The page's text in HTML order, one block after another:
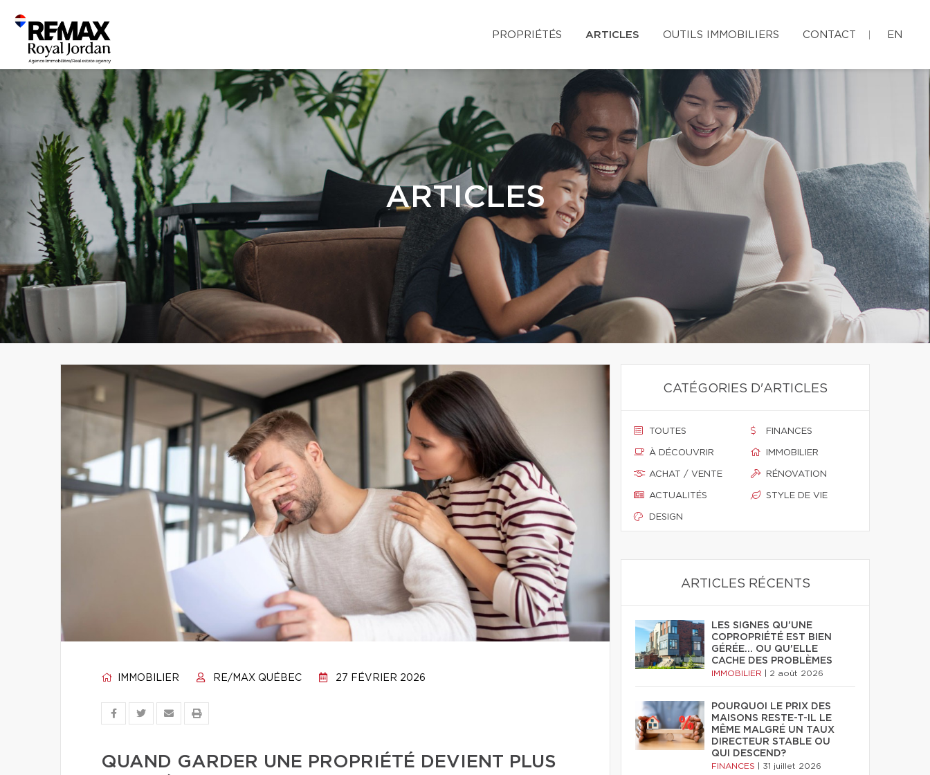
PROPRIÉTÉS ARTICLES OUTILS IMMOBILIERS CONTACT EN
ARTICLES
IMMOBILIER RE/MAX QUÉBEC 27 FÉVRIER 2026
QUAND GARDER UNE PROPRIÉTÉ DEVIENT PLUS
CATÉGORIES D'ARTICLES
TOUTES
À DÉCOUVRIR
ACHAT / VENTE
ACTUALITÉS
DESIGN
FINANCES
IMMOBILIER
RÉNOVATION
STYLE DE VIE
ARTICLES RÉCENTS
LES SIGNES QU'UNE
COPROPRIÉTÉ EST BIEN
GÉRÉE… OU QU'ELLE
CACHE DES PROBLÈMES
IMMOBILIER 2 août 2026
POURQUOI LE PRIX DES
MAISONS RESTE-T-IL LE
MÊME MALGRÉ UN TAUX
DIRECTEUR STABLE OU
QUI DESCEND?
FINANCES 31 juillet 2026